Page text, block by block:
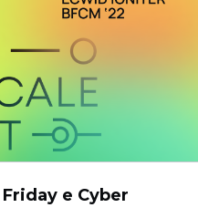
e Cyber